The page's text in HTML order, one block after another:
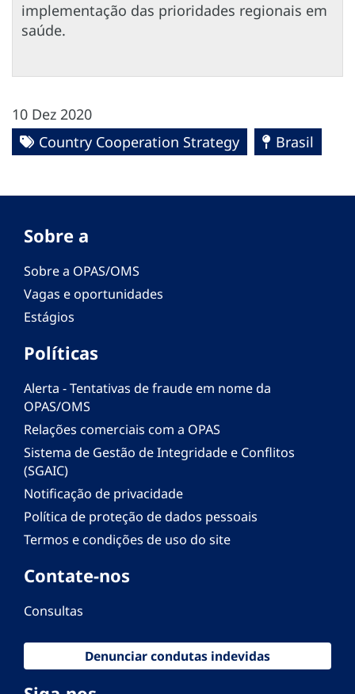
implementação das prioridades regionais em
saúde.
10 Dez 2020
Country Cooperation Strategy
Brasil
Sobre a
Sobre a OPAS/OMS
Vagas e oportunidades
Estágios
Políticas
Alerta - Tentativas de fraude em nome da
OPAS/OMS
Relações comerciais com a OPAS
Sistema de Gestão de Integridade e Conflitos
(SGAIC)
Notificação de privacidade
Política de proteção de dados pessoais
Termos e condições de uso do site
Contate-nos
Consultas
Denunciar condutas indevidas